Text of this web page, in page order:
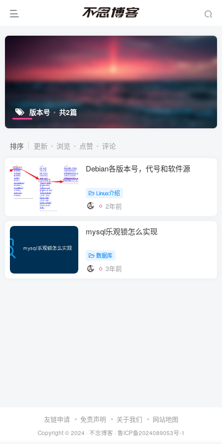
版本号 共2篇
排序 更新 浏览 点赞 评论
Debian各版本号，代号和软件源
Linux介绍
2年前
mysql乐观锁怎么实现
数据库
3年前
友链申请 免责声明 关于我们 网站地图
Copyright © 2024 · 不念博客 · 鲁ICP备2024089053号-1